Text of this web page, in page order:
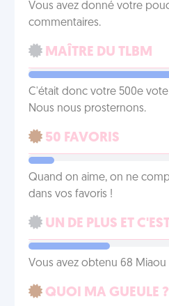
Vous avez donné votre
commentaires.
MAÎTRE DU TLBM
C'était donc votre 500e
Nous nous prosternons.
50 FAVORIS
Quand on aime, on ne
dans vos favoris !
UN DE PLUS ET
Vous avez obtenu 68 Miaou
QUOI MA GUEULE ?